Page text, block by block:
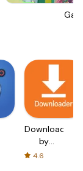
Downloader
by
AFTVnews
4.6